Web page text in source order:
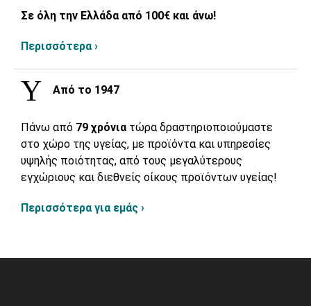
Σε όλη την Ελλάδα από 100€ και άνω!
Περισσότερα ›
Από το 1947
Πάνω από 79 χρόνια τώρα δραστηριοποιούμαστε
στο χώρο της υγείας, με προϊόντα και υπηρεσίες
υψηλής ποιότητας, από τους μεγαλύτερους
εγχώριους και διεθνείς οίκους προϊόντων υγείας!
Περισσότερα για εμάς ›